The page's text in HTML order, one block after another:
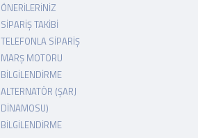
ÖNERILERINIZ
SIPARIŞ TAKIBI
TELEFONLA SIPARIŞ
MARŞ MOTORU
BILGILENDIRME
ALTERNATÖR (ŞARJ
DINAMOSU)
BILGILENDIRME